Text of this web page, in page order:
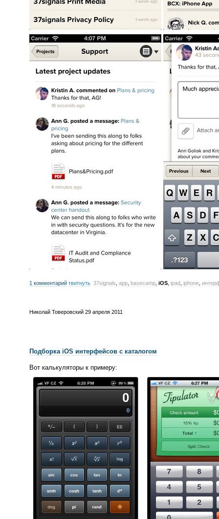
1 комментарий твитнуть 37signals app basecamp iOS ipad iphone
Николай Товеровский 29 апреля 2011
Подборка iOS интерфейсов с каталогом
Вот калькуляторы к примеру: